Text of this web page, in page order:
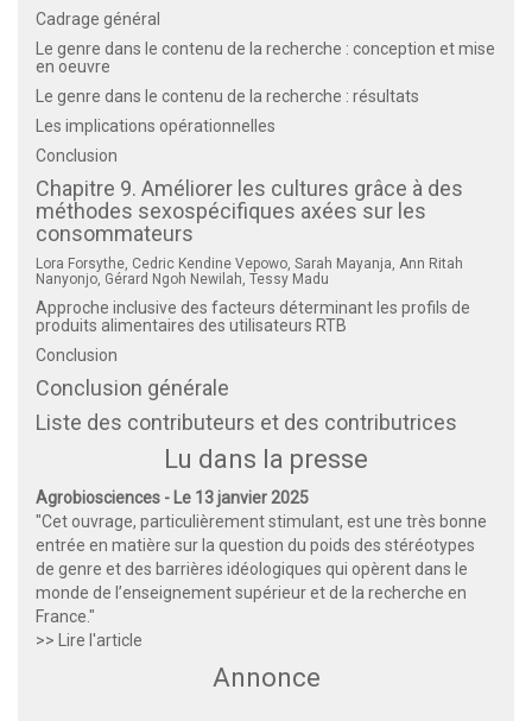
Cadrage général
Le genre dans le contenu de la recherche : conception et mise
en oeuvre
Le genre dans le contenu de la recherche : résultats
Les implications opérationnelles
Conclusion
Chapitre 9. Améliorer les cultures grâce à des
méthodes sexospécifiques axées sur les
consommateurs
Lora Forsythe, Cedric Kendine Vepowo, Sarah Mayanja, Ann Ritah
Nanyonjo, Gérard Ngoh Newilah, Tessy Madu
Approche inclusive des facteurs déterminant les profils de
produits alimentaires des utilisateurs RTB
Conclusion
Conclusion générale
Liste des contributeurs et des contributrices
Lu dans la presse
Agrobiosciences - Le 13 janvier 2025
"Cet ouvrage, particulièrement stimulant, est une très bonne
entrée en matière sur la question du poids des stéréotypes
de genre et des barrières idéologiques qui opèrent dans le
monde de l’enseignement supérieur et de la recherche en
France."
>> Lire l'article
Annonce